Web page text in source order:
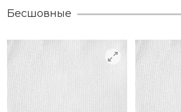
Бесшовные